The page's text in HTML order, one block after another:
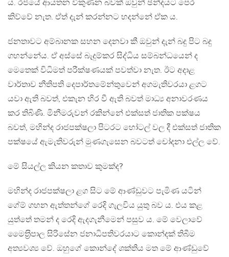
ය. රජයේ ආයතන විකුණන බවක් ඔවුන් ඡන්දයට පෙර
කිව්වේ නැත. ඒත් දැන් කරන්නට හදන්නේ ඒක ය.
ජනතාවට අම්බානක සහන දෙනවා කී ඔවුන් දැන් බදු පිට බදු
ගහන්නේය. ඒ අස්සේ බැදුම්කර සිද්ධිය සම්බන්ධයෙන් ද
මෙතෙක් විධිමත් පරීක්ෂණයක් පවත්වා නැත. ඊට අදාළ
වාර්තාව නීතිපති දෙපාර්තමේන්තුවෙන් අගමැතිවරයා ළගට
යවා ඇති බවත්, එකැන හිර වී ඇති බවත් මාධ්‍ය අනාවරණය
කර තිබිණි. මිනීමරුවන් රකින්නේ එක්සත් ජාතික පක්ෂය
බවත්, මහින්ද රාජපක්ෂලා පිටරට හෝටල් වල දී එක්සත් ජාතික
පක්ෂයේ ඇමැතිවරුන් මුණගැසෙන බවටත් චෝදනා එල්ල වේ.
මේ සියල්ල කියන කතාව කුමක්ද?
මහින්ද රාජපක්ෂලා ළග සිට මේ ආණ්ඩුවට පැමිණ යටින්
ගේම් ගහන ඇත්තන්ගේ රෙදි ගැලවිය යුතු බව ය. එය කළ
යුත්තේ තමන් ද රෙදි ඇදගැනීමෙන් පසුව ය. මේ වෙලාවේ
මෛත‍්‍රිපාල සිරිසේන ජනාධිපතිවරයාට කොන්දක් තිබීම
අත්‍යවශ්‍ය වේ. ඔහුගේ කොන්දේ ශක්තිය මත මේ ආණ්ඩුවේ